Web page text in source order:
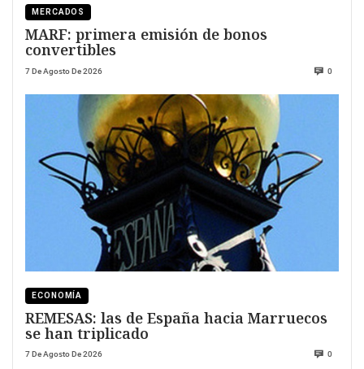
MERCADOS
MARF: primera emisión de bonos
convertibles
7 De Agosto De 2026 0
ECONOMÍA
REMESAS: las de España hacia Marruecos
se han triplicado
7 De Agosto De 2026 0